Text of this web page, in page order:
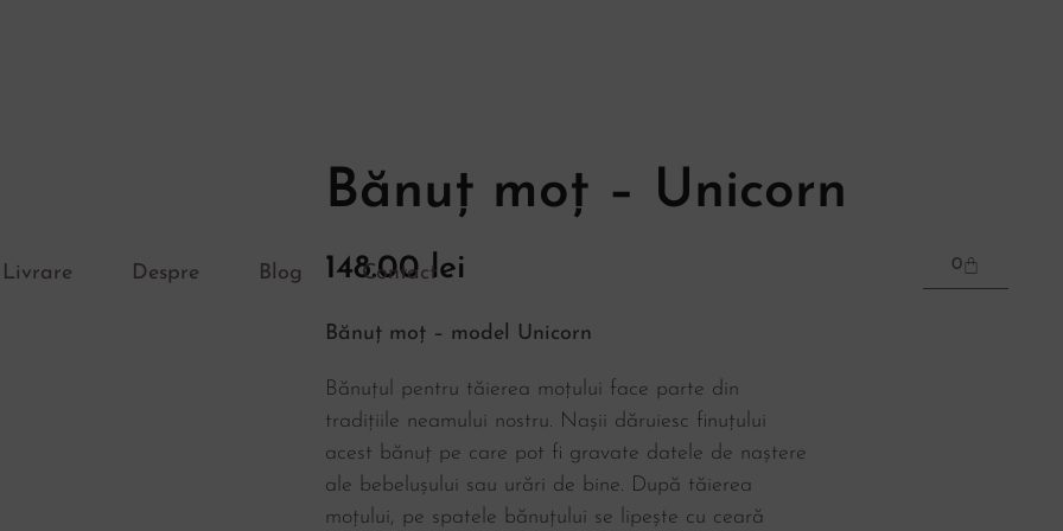
Livrare Despre Blog Contact 0
Bănuț moț – Unicorn
148.00lei
Bănuț moț – model Unicorn
Bănuțul pentru tăierea moțului face parte din
tradițiile neamului nostru. Nașii dăruiesc finuțului
acest bănuț pe care pot fi gravate datele de naștere
ale bebelușului sau urări de bine. După tăierea
moțului, pe spatele bănuțului se lipește cu ceară